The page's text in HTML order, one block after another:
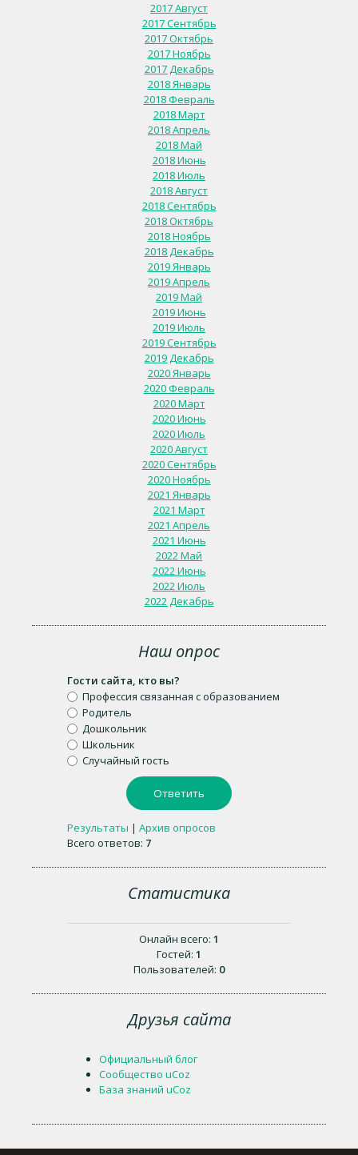
2017 Август
2017 Сентябрь
2017 Октябрь
2017 Ноябрь
2017 Декабрь
2018 Январь
2018 Февраль
2018 Март
2018 Апрель
2018 Май
2018 Июнь
2018 Июль
2018 Август
2018 Сентябрь
2018 Октябрь
2018 Ноябрь
2018 Декабрь
2019 Январь
2019 Апрель
2019 Май
2019 Июнь
2019 Июль
2019 Сентябрь
2019 Декабрь
2020 Январь
2020 Февраль
2020 Март
2020 Июнь
2020 Июль
2020 Август
2020 Сентябрь
2020 Ноябрь
2021 Январь
2021 Март
2021 Апрель
2021 Июнь
2022 Май
2022 Июнь
2022 Июль
2022 Декабрь
Наш опрос
Гости сайта, кто вы?
Профессия связанная с образованием
Родитель
Дошкольник
Школьник
Случайный гость
Результаты | Архив опросов
Всего ответов: 7
Статистика
Онлайн всего: 1
Гостей: 1
Пользователей: 0
Друзья сайта
Официальный блог
Сообщество uCoz
База знаний uCoz